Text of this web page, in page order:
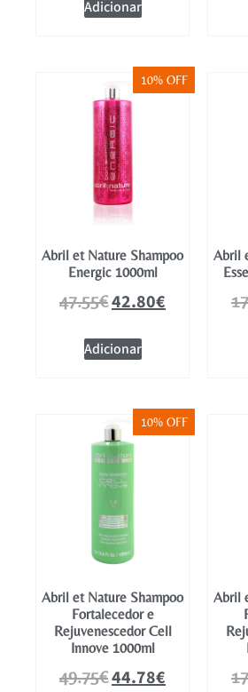
Adicionar
10% OFF
Abril et Nature Shampoo
Energic 1000ml
47.55€42.80€
Adicionar
Abril
10% OFF
Abril et Nature Shampoo
Fortalecedor e
Rejuvenescedor Cell
Innove 1000ml
49.75€44.78€
Abril